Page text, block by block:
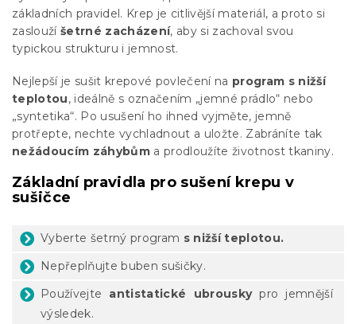
základních pravidel. Krep je citlivější materiál, a proto si
zaslouží šetrné zacházení, aby si zachoval svou
typickou strukturu i jemnost.
Nejlepší je sušit krepové povlečení na program s nižší
teplotou, ideálně s označením „jemné prádlo“ nebo
„syntetika“. Po usušení ho ihned vyjměte, jemně
protřepte, nechte vychladnout a uložte. Zabráníte tak
nežádoucím záhybům a prodloužíte životnost tkaniny.
Základní pravidla pro sušení krepu v
sušičce
Vyberte šetrný program s nižší teplotou.
Nepřeplňujte buben sušičky.
Používejte antistatické ubrouskypro jemnější
výsledek.